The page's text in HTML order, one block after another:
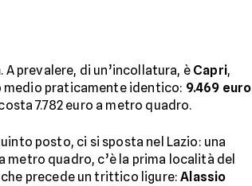
. A prevalere, di un’incollatura, è Capri,
medio praticamente identico: 9.469 euro
7.782 euro a metro quadro.
posto, ci si sposta nel Lazio: una
metro quadro, c’è la prima località del
precede un trittico ligure:Alassio